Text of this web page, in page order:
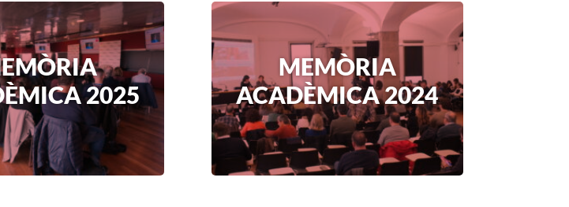
2025
MEMÒRIA
ACADÈMICA 2024